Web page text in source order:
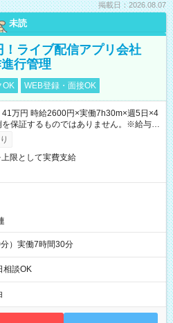
掲載日：2026.08.07
未読
ライブ配信アプリ会社
行管理
OK WEB登録・面接OK
万円 時給2600円×実働7h30m×週5日×4
保証するものではありません。※給与即
利用条件有）
限として実費支給
）実働7時間30分
談OK